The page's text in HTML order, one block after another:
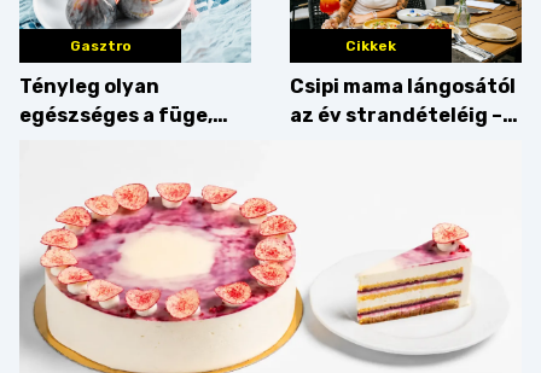
Gasztro
Tényleg olyan
egészséges a füge,
Cikkek
Csipi mama lángosától
az év strandételéig –